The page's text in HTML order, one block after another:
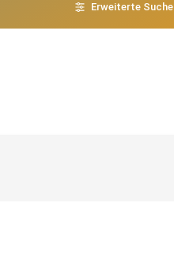
Erweiterte Suche